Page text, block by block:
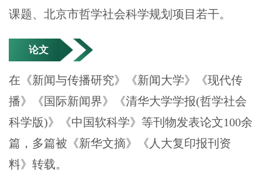
课题、北京市哲学社会科学规划项目若干。
论文
在《新闻与传播研究》《新闻大学》《现代传
播》《国际新闻界》《清华大学学报(哲学社会
科学版)》《中国软科学》等刊物发表论文100余
篇，多篇被《新华文摘》《人大复印报刊资
料》转载。